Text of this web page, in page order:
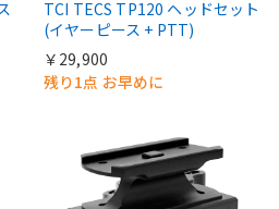
TCI TECS TP120 ヘッドセット
(イヤーピース + PTT)
￥29,900
残り1点 お早めに